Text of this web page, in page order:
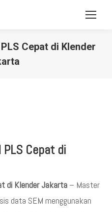
Cepat di Klender
Cepat di
di Klender Jakarta – Master
data SEM menggunakan